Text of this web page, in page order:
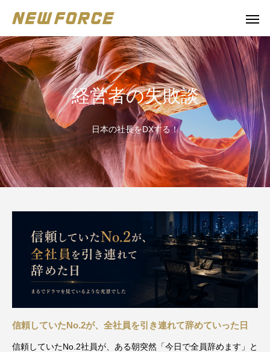
WEBコンテンツ
WEBマーケティング戦略立案
補助金
補助金の取得
経営者の失敗談
日本の社長をDXする！
信頼していたNo.2が、全社員を引き連れて辞めていった日
信頼していたNo.2社員が、ある朝突然「今日で全員辞めます」と